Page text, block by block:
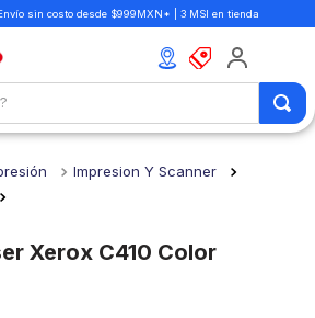
sin costo desde $999MXN* | 3 MSI en tienda
Impresion Y Scanner
Xerox C410 Color